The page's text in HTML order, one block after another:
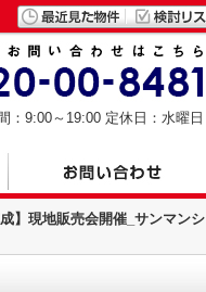
：9:00～19:00 定休日：水曜日
成】現地販売会開催_サンマンシ